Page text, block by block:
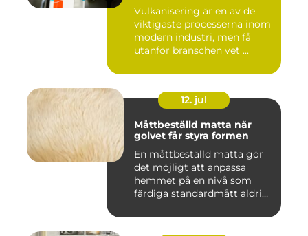
Vulkanisering är en av de
viktigaste processerna inom
modern industri, men få
utanför branschen vet ...
12. jul
Måttbeställd matta när
golvet får styra formen
En måttbeställd matta gör
det möjligt att anpassa
hemmet på en nivå som
färdiga standardmått aldrig